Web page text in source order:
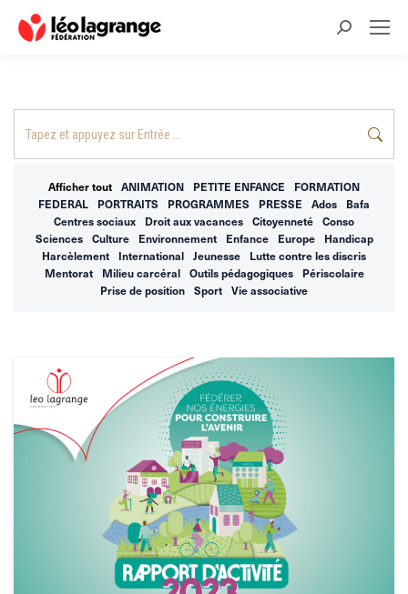
Recherche
Afficher tout ANIMATION PETITE ENFANCE
FORMATION
FEDERAL
PORTRAITS PROGRAMMES PRESSE Ados
Bafa
Centres sociaux
Droit aux vacances Citoyenneté
Conso
Sciences
Culture Environnement Enfance Europe
Handicap
Harcèlement
International Jeunesse
Lutte contre les discris
Mentorat
Milieu carcéral Outils pédagogiques
Périscolaire
Prise de position
Sport Vie associative